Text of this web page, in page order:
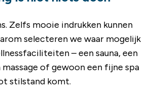
Zelfs mooie indrukken kunnen
selecteren we waar mogelijk
– een sauna, een
massage of gewoon een fijne spa
stilstand komt.